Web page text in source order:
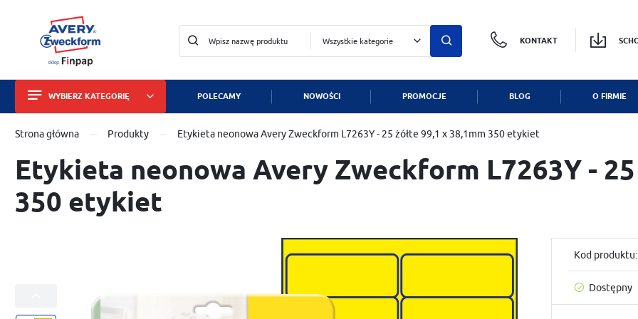
Wszystkie kategorie KONTAKT
MASZ PYTANIE
Zaloguj się
Zapomniałem hasła
OTRZYMASZ LICZNE
możliwość otrzymania
WYBIERZ KATEGORIĘ
Etykiety
Wizytówki i papiery
Identyfikatory
Zabezpieczanie mienia
POLECAMY NOWOŚCI PROMOCJE BLOG O FIRMIE
Strona główna Produkty Etykieta neonowa Avery Zweckform L7263Y - 25 żółte 99,1 x 38,1mm 350 etykiet
Etykieta neonowa Avery Zweckform L7263Y - 25
350 etykiet
Kod produktu:
Dostępny